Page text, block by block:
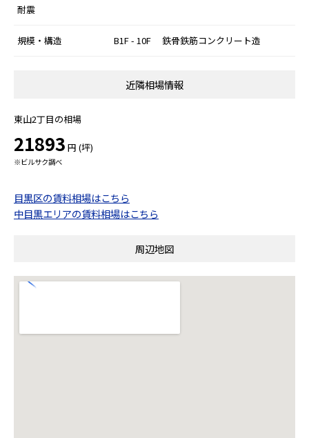
耐震
規模・構造 B1F - 10F 鉄骨鉄筋コンクリート造
近隣相場情報
東山2丁目の相場
21893 円 (坪)
※ビルサク調べ
目黒区の賃料相場はこちら
中目黒エリアの賃料相場はこちら
周辺地図